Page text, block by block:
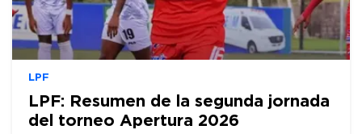
LPF
LPF: Resumen de la segunda jornada
del torneo Apertura 2026